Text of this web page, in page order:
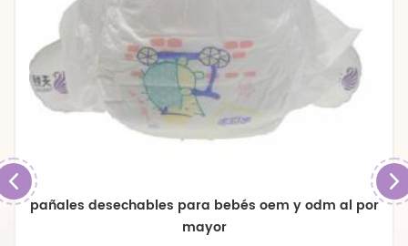
pañales desechables para bebés oem y odm al por
mayor